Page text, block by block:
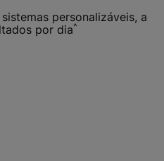
personalizáveis, a
por dia^